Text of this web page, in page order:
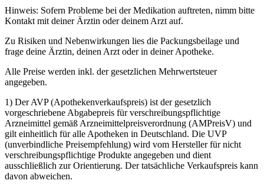
Hinweis: Sofern Probleme bei der Medikation auftreten, nimm bitte
Kontakt mit deiner Ärztin oder deinem Arzt auf.
Zu Risiken und Nebenwirkungen lies die Packungsbeilage und
frage deine Ärztin, deinen Arzt oder in deiner Apotheke.
Alle Preise werden inkl. der gesetzlichen Mehrwertsteuer
angegeben.
1) Der AVP (Apothekenverkaufspreis) ist der gesetzlich
vorgeschriebene Abgabepreis für verschreibungspflichtige
Arzneimittel gemäß Arzneimittelpreisverordnung (AMPreisV) und
gilt einheitlich für alle Apotheken in Deutschland. Die UVP
(unverbindliche Preisempfehlung) wird vom Hersteller für nicht
verschreibungspflichtige Produkte angegeben und dient
ausschließlich zur Orientierung. Der tatsächliche Verkaufspreis kann
davon abweichen.